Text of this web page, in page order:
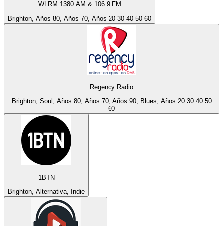
WLRM 1380 AM & 106.9 FM
Brighton, Años 80, Años 70, Años 20 30 40 50 60
Regency Radio
Brighton, Soul, Años 80, Años 70, Años 90, Blues, Años 20 30 40 50
60
1BTN
Brighton, Alternativa, Indie